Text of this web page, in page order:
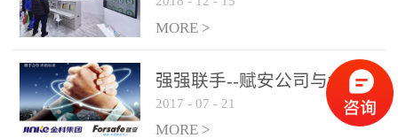
响，基至还会造成人员伤
亡。图像型火灾探测器正
是针对这种高大空间建筑
物的消防设施、设备通过
现场图像的实时获取、预
满落幕
MORE >
强强联手--赋安公司与金科
集团达成战略合作协议
2017 - 07 - 21
MORE >